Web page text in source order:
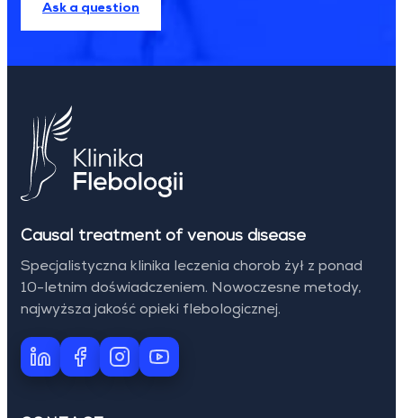
Ask a question
Causal treatment of venous disease
Specjalistyczna klinika leczenia chorob żył z ponad
10-letnim doświadczeniem. Nowoczesne metody,
najwyższa jakość opieki flebologicznej.